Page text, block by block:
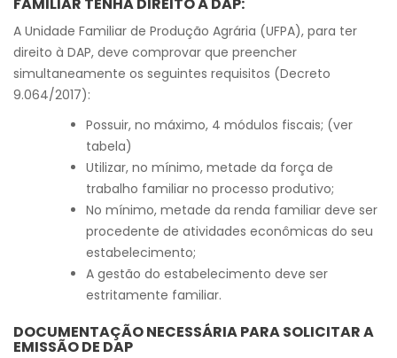
A Unidade Familiar de Produção Agrária (UFPA), para ter
direito à DAP, deve comprovar que preencher
simultaneamente os seguintes requisitos (Decreto
9.064/2017):
Possuir, no máximo, 4 módulos fiscais; (ver
tabela)
Utilizar, no mínimo, metade da força de
trabalho familiar no processo produtivo;
No mínimo, metade da renda familiar deve ser
procedente de atividades econômicas do seu
estabelecimento;
A gestão do estabelecimento deve ser
estritamente familiar.
DOCUMENTAÇÃO NECESSÁRIA PARA SOLICITAR A
EMISSÃO DE DAP